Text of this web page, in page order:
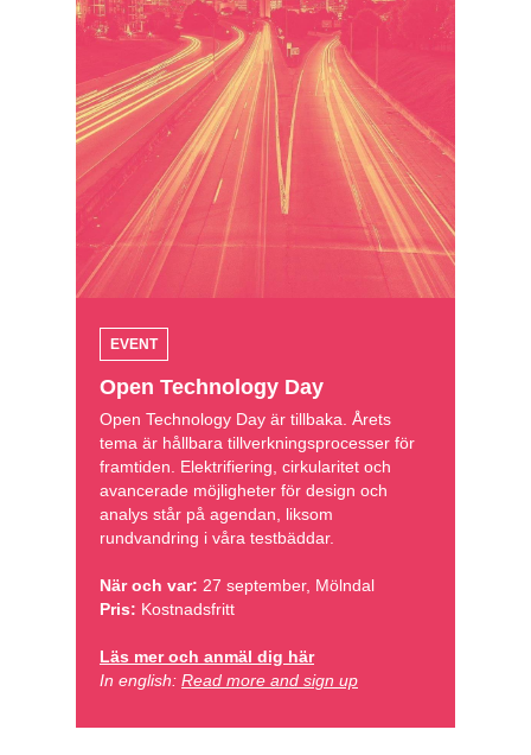
EVENT
Open Technology Day
Open Technology Day är tillbaka. Årets
tema är hållbara tillverkningsprocesser för
framtiden. Elektrifiering, cirkularitet och
avancerade möjligheter för design och
analys står på agendan, liksom
rundvandring i våra testbäddar.
När och var: 27 september, Mölndal
Pris: Kostnadsfritt
Läs mer och anmäl dig här
In english: Read more and sign up